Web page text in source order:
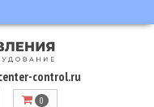
control.ru
0